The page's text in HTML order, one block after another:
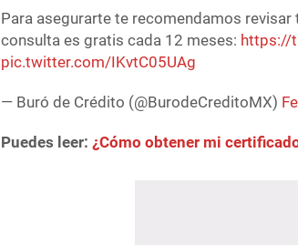
Para asegurarte te recomendamos
consulta es gratis cada 12 meses: https://
pic.twitter.com/IKvtC05UAg
— Buró de Crédito (@BurodeCreditoMX)
Puedes leer:¿Cómo obtener mi